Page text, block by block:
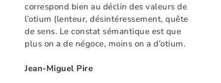
correspond bien au déclin des valeurs de
l’otium (lenteur, désintéressement, quête
de sens. Le constat sémantique est que
plus on a de négoce, moins on a d’otium.
Jean-Miguel Pire